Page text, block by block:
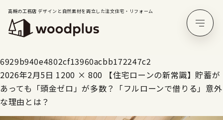
高槻の工務店 デザインと自然素材を両立した注文住宅・リフォーム
6929b940e4802cf13960acbb172247c2
2026年2月5日 1200 × 800
【住宅ローンの新常識】貯蓄が
あっても「頭金ゼロ」が多数？「フルローンで借りる」意外
な理由とは？